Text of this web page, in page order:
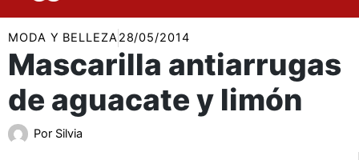
MODA Y BELLEZA28/05/2014
Mascarilla antiarrugas
de aguacate y limón
Por Silvia